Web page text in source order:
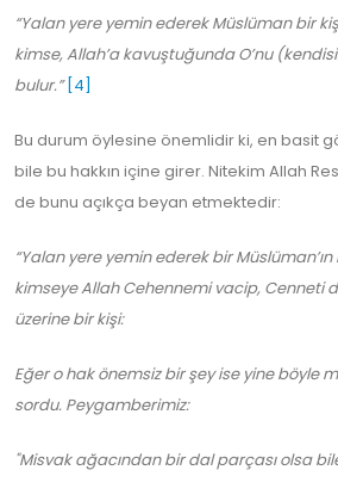
“Yalan yere yemin ederek Müslüman bir
kimse, Allah’a kavuştuğunda O’nu
bulur.” [4]
Bu durum öylesine önemlidir ki, en basit
bile bu hakkın içine girer. Nitekim Allah
de bunu açıkça beyan etmektedir:
“Yalan yere yemin ederek bir
kimseye Allah Cehennemi vacip, Cenneti
üzerine bir kişi:
Eğer o hak önemsiz bir şey ise yine böyle
sordu. Peygamberimiz:
"Misvak ağacından bir dal parçası olsa